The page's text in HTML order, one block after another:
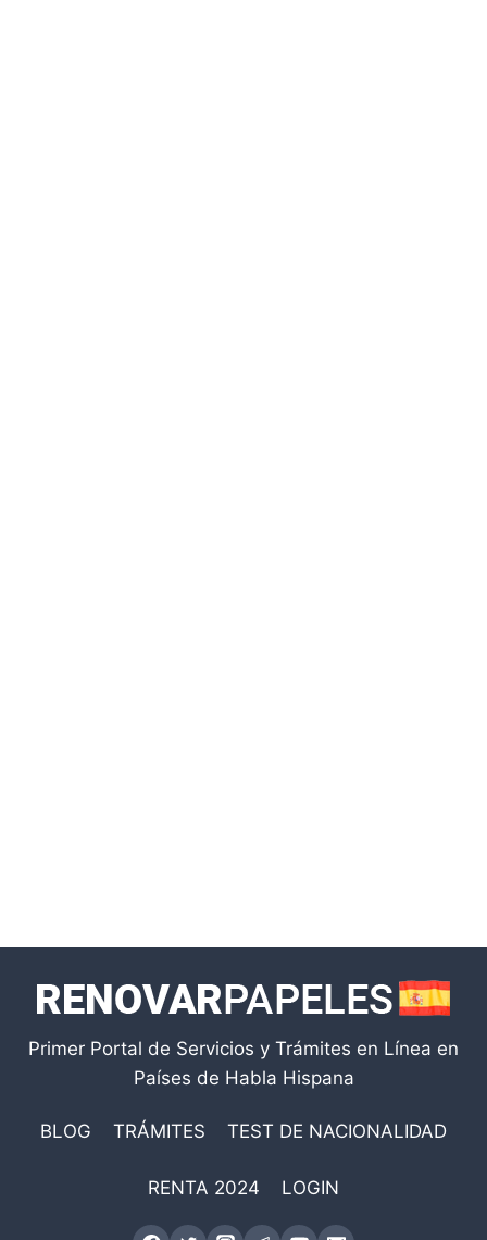
Primer Portal de Servicios y Trámites en Línea en
Países de Habla Hispana
BLOG TRÁMITES TEST DE NACIONALIDAD
RENTA 2024 LOGIN